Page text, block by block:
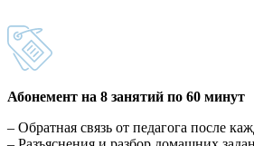
Абонемент на 8 занятий по 60 минут
– Обратная связь от педагога после